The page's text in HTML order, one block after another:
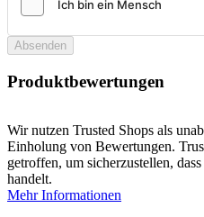
Absenden
Produktbewertungen
Wir nutzen Trusted Shops als
Einholung von Bewertungen.
getroffen, um sicherzustellen,
handelt.
Mehr Informationen